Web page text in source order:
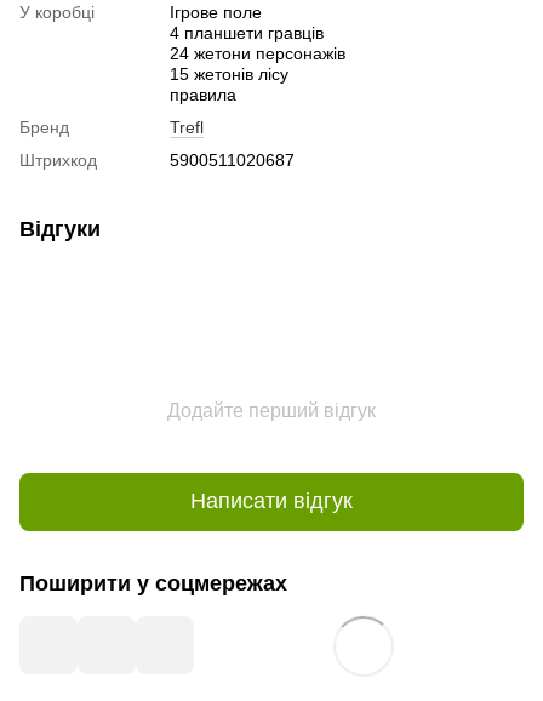
У коробці
Ігрове поле
4 планшети гравців
24 жетони персонажів
15 жетонів лісу
правила
Бренд
Trefl
Штрихкод
5900511020687
Відгуки
Додайте перший відгук
Написати відгук
Поширити у соцмережах